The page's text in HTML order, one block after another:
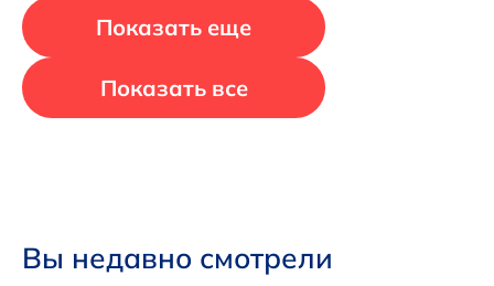
Показать еще
Показать все
Вы недавно смотрели